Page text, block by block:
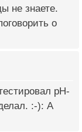
не знаете.
о
pH-
:-): А